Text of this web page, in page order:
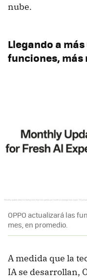
nube.
Llegando a
funciones, más
OPPO actualizará las
mes, en promedio.
A medida que la
IA se desarrollan,